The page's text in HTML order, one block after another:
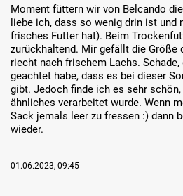
Moment füttern wir von Belcando
liebe ich, dass so wenig drin ist
frisches Futter hat). Beim
zurückhaltend. Mir gefällt die Größe
riecht nach frischem Lachs.
geachtet habe, dass es bei dieser
gibt. Jedoch finde ich es sehr
ähnliches verarbeitet wurde. Wenn
Sack jemals leer zu fressen :) dann
wieder.
01.06.2023, 09:45